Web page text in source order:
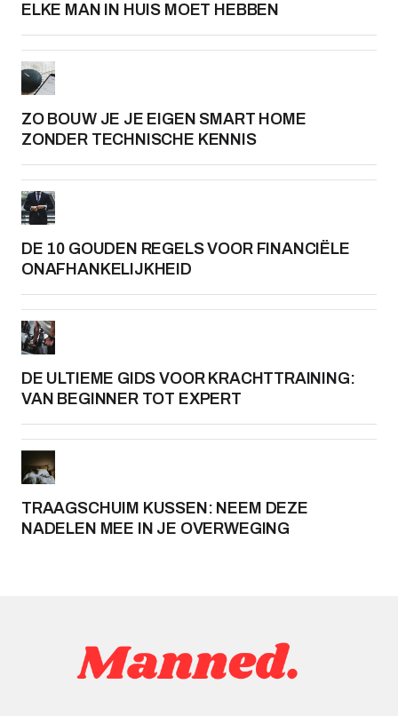
ELKE MAN IN HUIS MOET HEBBEN
ZO BOUW JE JE EIGEN SMART HOME
ZONDER TECHNISCHE KENNIS
DE 10 GOUDEN REGELS VOOR FINANCIËLE
ONAFHANKELIJKHEID
DE ULTIEME GIDS VOOR KRACHTTRAINING:
VAN BEGINNER TOT EXPERT
TRAAGSCHUIM KUSSEN: NEEM DEZE
NADELEN MEE IN JE OVERWEGING